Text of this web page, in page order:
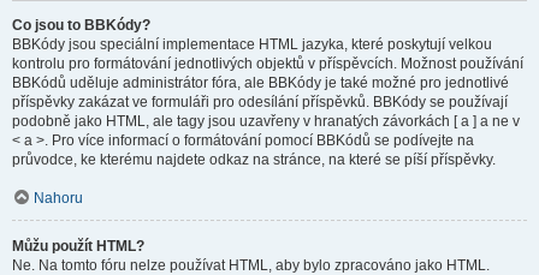
Co jsou to BBKódy?
BBKódy jsou speciální implementace HTML jazyka, které poskytují velkou
kontrolu pro formátování jednotlivých objektů v příspěvcích. Možnost používání
BBKódů uděluje administrátor fóra, ale BBKódy je také možné pro jednotlivé
příspěvky zakázat ve formuláři pro odesílání příspěvků. BBKódy se používají
podobně jako HTML, ale tagy jsou uzavřeny v hranatých závorkách [ a ] a ne v
< a >. Pro více informací o formátování pomocí BBKódů se podívejte na
průvodce, ke kterému najdete odkaz na stránce, na které se píší příspěvky.
Nahoru
Můžu použít HTML?
Ne. Na tomto fóru nelze používat HTML, aby bylo zpracováno jako HTML.